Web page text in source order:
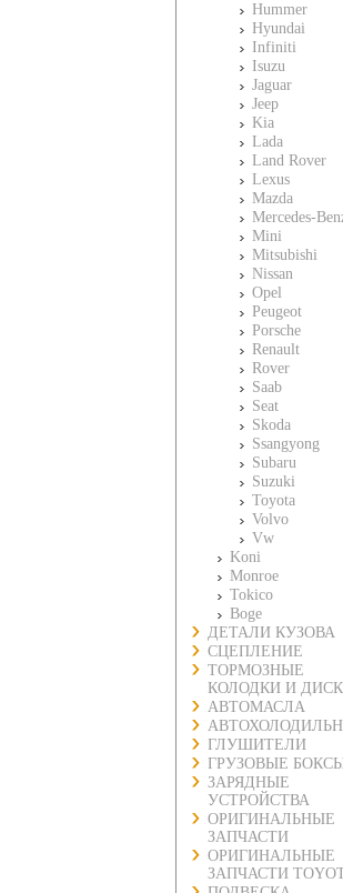
Hummer
Hyundai
Infiniti
Isuzu
Jaguar
Jeep
Kia
Lada
Land Rover
Lexus
Mazda
Mercedes-
Mini
Mitsubishi
Nissan
Opel
Peugeot
Porsche
Renault
Rover
Saab
Seat
Skoda
Ssangyong
Subaru
Suzuki
Toyota
Volvo
Vw
Koni
Monroe
Tokico
Boge
ДЕТАЛИ КУЗОВА
СЦЕПЛЕНИЕ
ТОРМОЗНЫЕ
КОЛОДКИ И
АВТОМАСЛА
ГЛУШИТЕЛИ
ГРУЗОВЫЕ
ЗАРЯДНЫЕ
УСТРОЙСТВА
ОРИГИНАЛЬНЫЕ
ЗАПЧАСТИ
ОРИГИНАЛЬНЫЕ
ЗАПЧАСТИ